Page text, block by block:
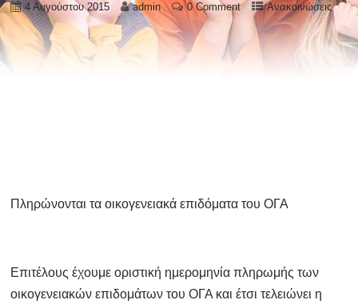
4 Αυγούστου 2015 admin 0 Comment Ανακοινώσεις
Πληρώνονται τα οικογενειακά επιδόματα του ΟΓΑ
Επιτέλους έχουμε οριστική ημερομηνία πληρωμής των
οικογενειακών επιδομάτων του ΟΓΑ και έτσι τελειώνει η